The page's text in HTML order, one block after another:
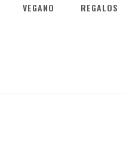
VEGANO REGALOS